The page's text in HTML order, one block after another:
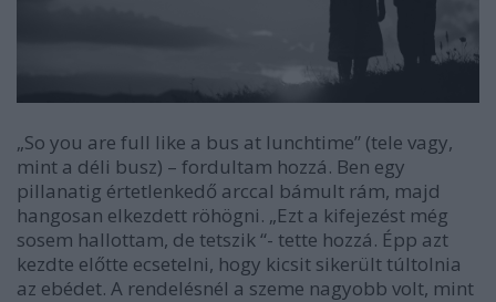
„So you are full like a bus at lunchtime” (tele vagy,
mint a déli busz) – fordultam hozzá. Ben egy
pillanatig értetlenkedő arccal bámult rám, majd
hangosan elkezdett röhögni. „Ezt a kifejezést még
sosem hallottam, de tetszik “- tette hozzá. Épp azt
kezdte előtte ecsetelni, hogy kicsit sikerült túltolnia
az ebédet. A rendelésnél a szeme nagyobb volt, mint